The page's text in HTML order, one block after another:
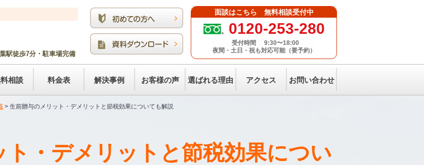
駅徒歩7分・駐車場完備
面談はこちら 無料相談受付中
0120-253-280
受付時間
9:30〜18:00
夜間・土日・祝も対応可能（要予約）
相談 料金表 解決事例 お客様の声 選ばれる理由 アクセス お問い合わせ
> 生前贈与のメリット・デメリットと節税効果についても解説
・デメリットと節税効果につい